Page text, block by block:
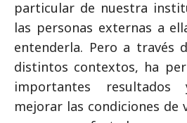
particular de nuestra
las personas externas a
entenderla. Pero a través
distintos contextos, ha
importantes
mejorar las condiciones de